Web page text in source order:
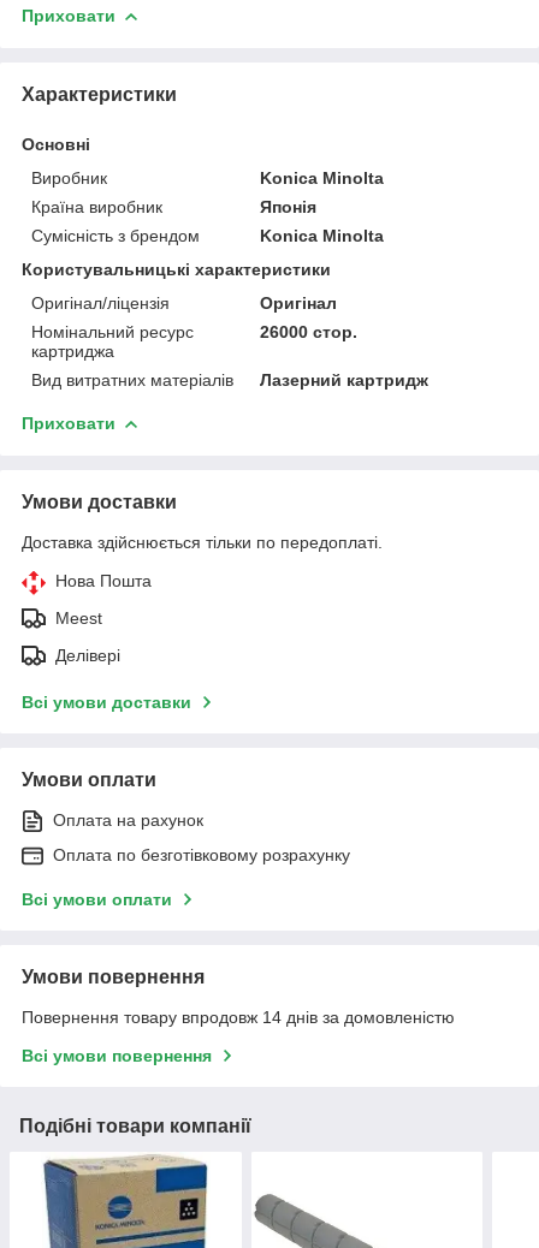
Приховати
Характеристики
Основні
Виробник
Konica Minolta
Країна виробник
Японія
Сумісність з брендом
Konica Minolta
Користувальницькі характеристики
Оригінал/ліцензія
Оригінал
Номінальний ресурс
картриджа
26000 стор.
Вид витратних матеріалів Лазерний картридж
Приховати
Умови доставки
Доставка здійснюється тільки по передоплаті.
Нова Пошта
Meest
Делівері
Всі умови доставки
Умови оплати
Оплата на рахунок
Оплата по безготівковому розрахунку
Всі умови оплати
Умови повернення
Повернення товару впродовж 14 днів за домовленістю
Всі умови повернення
Подібні товари компанії